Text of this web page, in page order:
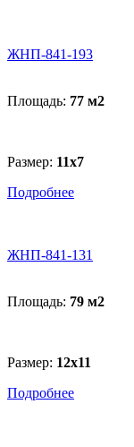
ЖНП-841-193
Площадь: 77 м2
Размер: 11х7
Подробнее
ЖНП-841-131
Площадь: 79 м2
Размер: 12х11
Подробнее